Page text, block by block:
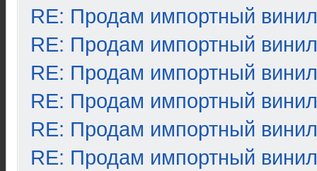
RE: Продам импортный винил
RE: Продам импортный винил
RE: Продам импортный винил
RE: Продам импортный винил
RE: Продам импортный винил
RE: Продам импортный винил